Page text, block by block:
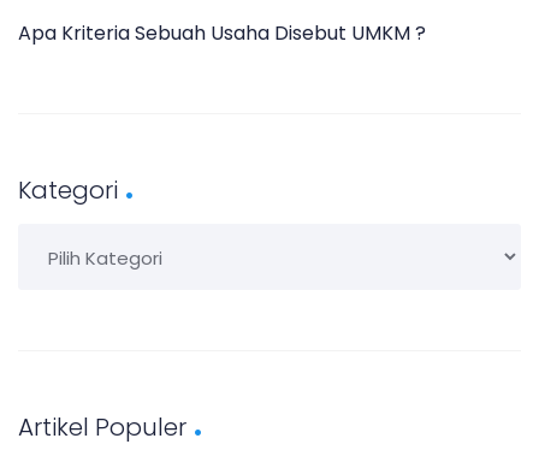
Apa Kriteria Sebuah Usaha Disebut UMKM ?
Kategori
o
Artikel Populer